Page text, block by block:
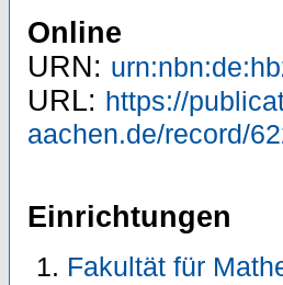
Online
URN:
URL: https://
aachen.de/record/
Einrichtungen
Fakultät für